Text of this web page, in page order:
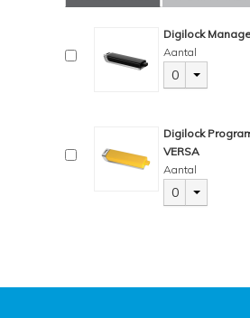
Digilock
Aantal
0
Digilock
VERSA
Aantal
0